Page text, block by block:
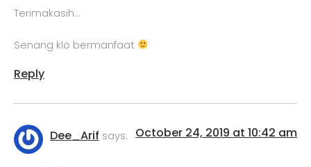
Terimakasih…
Senang klo bermanfaat
Reply
Dee_Arif says: October 24, 2019 at 10:42 am